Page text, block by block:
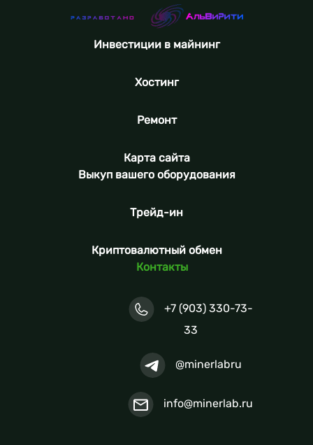
Инвестиции в майнинг
Хостинг
Ремонт
Карта сайта
Выкуп вашего оборудования
Трейд-ин
Криптовалютный обмен
Контакты
+7 (903) 330-73-
33
@minerlabru
info@minerlab.ru